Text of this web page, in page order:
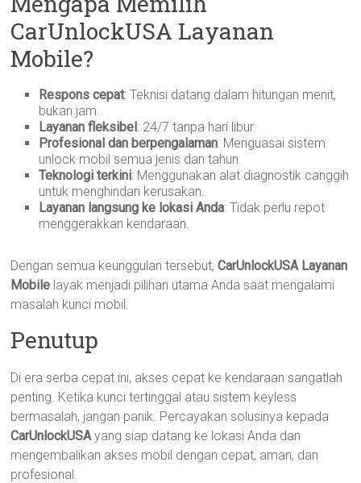
CarUnlockUSA Layanan
Mobile?
Respons cepat: Teknisi datang dalam hitungan menit,
bukan jam.
Layanan fleksibel: 24/7 tanpa hari libur.
Profesional dan berpengalaman: Menguasai sistem
unlock mobil semua jenis dan tahun.
Teknologi terkini: Menggunakan alat diagnostik canggih
untuk menghindari kerusakan.
Layanan langsung ke lokasi Anda: Tidak perlu repot
menggerakkan kendaraan.
Dengan semua keunggulan tersebut,CarUnlockUSA Layanan
Mobile layak menjadi pilihan utama Anda saat mengalami
masalah kunci mobil.
Penutup
Di era serba cepat ini, akses cepat ke kendaraan sangatlah
penting. Ketika kunci tertinggal atau sistem keyless
bermasalah, jangan panik. Percayakan solusinya kepada
CarUnlockUSAyang siap datang ke lokasi Anda dan
mengembalikan akses mobil dengan cepat, aman, dan
profesional.